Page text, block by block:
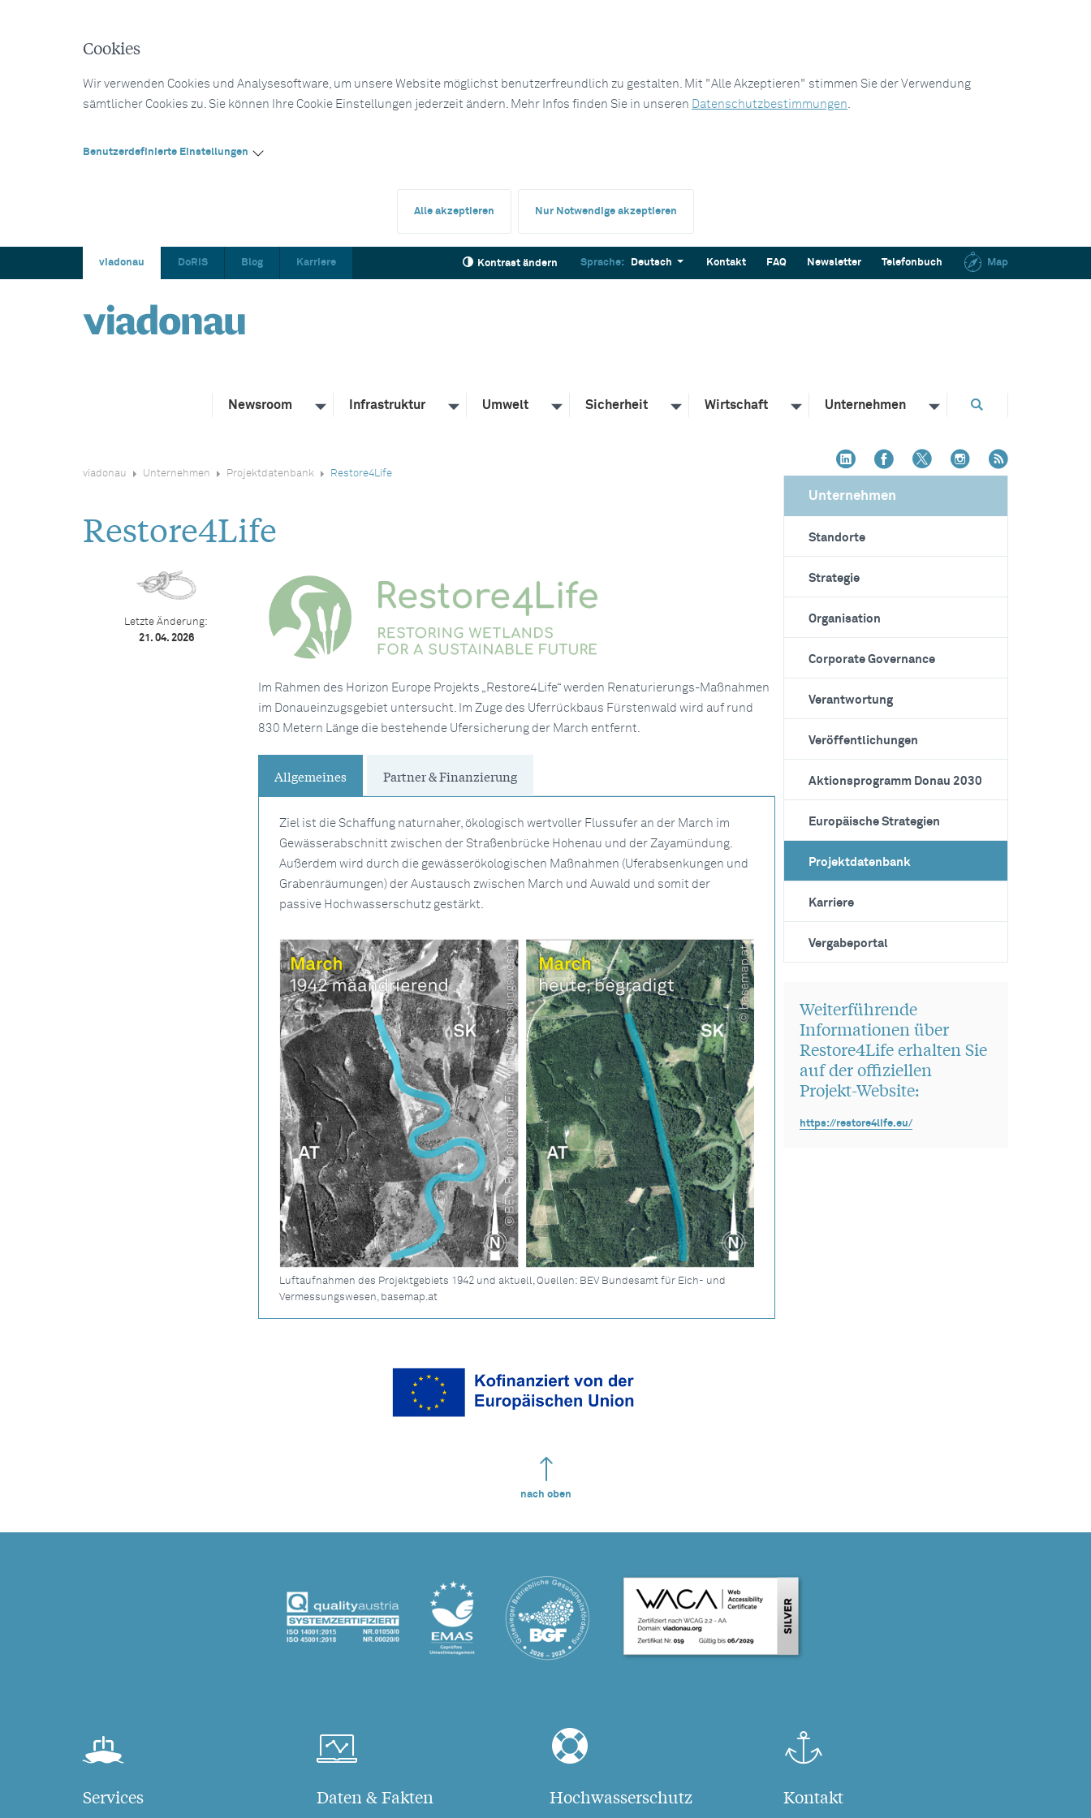
Cookies
Wir verwenden Cookies und Analysesoftware, um unsere Website möglichst benutzerfreundlich zu gestalten. Mit "Alle Akzeptieren" stimmen Sie der Verwendung
sämtlicher Cookies zu. Sie können Ihre Cookie Einstellungen jederzeit ändern. Mehr Infos finden Sie in unseren Datenschutzbestimmungen.
Benutzerdefinierte Einstellungen
Alle akzeptieren Nur Notwendige akzeptieren
viadonau DoRIS Blog Karriere Kontrast ändern Sprache: Deutsch Kontakt FAQ Newsletter Telefonbuch Map
Newsroom Infrastruktur Umwelt Sicherheit Wirtschaft Unternehmen
viadonau Unternehmen Projektdatenbank Restore4Life
Restore4Life
Im Rahmen des Horizon Europe Projekts „Restore4Life“ werden Renaturierungs-Maßnahmen
im Donaueinzugsgebiet untersucht. Im Zuge des Uferrückbaus Fürstenwald wird auf rund
830 Metern Länge die bestehende Ufersicherung der March entfernt.
Allgemeines Partner & Finanzierung
Ziel ist die Schaffung naturnaher, ökologisch wertvoller Flussufer an der March im
Gewässerabschnitt zwischen der Straßenbrücke Hohenau und der Zayamündung.
Außerdem wird durch die gewässerökologischen Maßnahmen (Uferabsenkungen und
Grabenräumungen) der Austausch zwischen March und Auwald und somit der
passive Hochwasserschutz gestärkt.
Luftaufnahmen des Projektgebiets 1942 und aktuell, Quellen: BEV Bundesamt für Eich- und
Vermessungswesen, basemap.at
Letzte Änderung:
21. 04. 2026
Unternehmen
Standorte
Strategie
Organisation
Corporate Governance
Verantwortung
Veröffentlichungen
Aktionsprogramm Donau 2030
Europäische Strategien
Projektdatenbank
Karriere
Vergabeportal
Weiterführende
Informationen über
Restore4Life erhalten Sie
auf der offiziellen
Projekt-Website:
https://restore4life.eu/
nach oben
Services Daten & Fakten Hochwasserschutz Kontakt